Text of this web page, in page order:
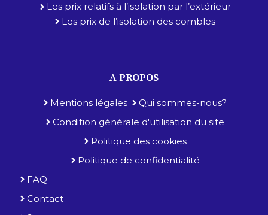
Les prix relatifs à l’isolation par l’extérieur
Les prix de l’isolation des combles
A PROPOS
Mentions légales
Qui sommes-nous?
Condition générale d'utilisation du site
Politique des cookies
Politique de confidentialité
FAQ
Contact